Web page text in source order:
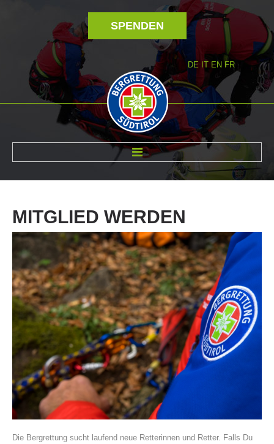
SPENDEN
DE IT EN FR
MITGLIED WERDEN
Die Bergrettung sucht laufend neue Retterinnen und Retter. Falls Du